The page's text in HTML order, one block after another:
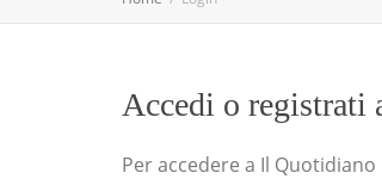
Accedi o registrati
Per accedere a Il